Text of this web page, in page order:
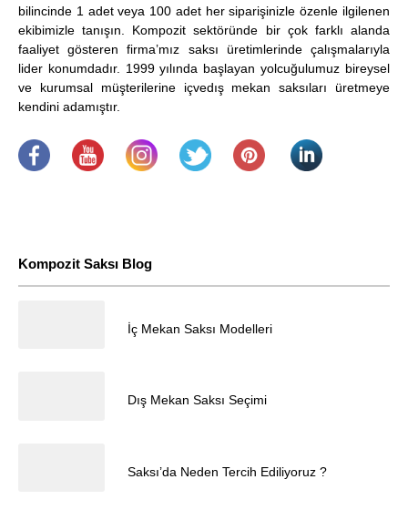
bilincinde 1 adet veya 100 adet her siparişinizle özenle ilgilenen
ekibimizle tanışın. Kompozit sektöründe bir çok farklı alanda
faaliyet gösteren firma’mız saksı üretimlerinde çalışmalarıyla
lider konumdadır. 1999 yılında başlayan yolcuğulumuz bireysel
ve kurumsal müşterilerine içvedış mekan saksıları üretmeye
kendini adamıştır.
Kompozit Saksı Blog
İç Mekan Saksı Modelleri
Dış Mekan Saksı Seçimi
Saksı’da Neden Tercih Ediliyoruz ?